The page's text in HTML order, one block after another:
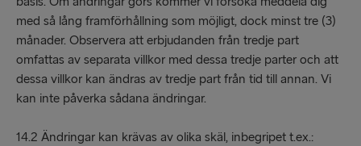
med så lång framförhållning som möjligt, dock minst tre (3)
månader. Observera att erbjudanden från tredje part
omfattas av separata villkor med dessa tredje parter och att
dessa villkor kan ändras av tredje part från tid till annan. Vi
kan inte påverka sådana ändringar.
14.2 Ändringar kan krävas av olika skäl, inbegripet t.ex.: